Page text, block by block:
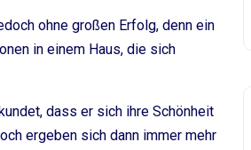
ohne großen Erfolg, denn ein
in einem Haus, die sich
dass er sich ihre Schönheit
ergeben sich dann immer mehr